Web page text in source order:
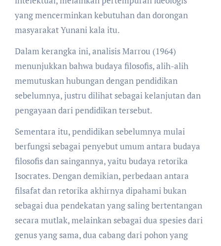
yang mencerminkan kebutuhan dan dorongan
masyarakat Yunani kala itu.
Dalam kerangka ini, analisis Marrou (1964)
menunjukkan bahwa budaya filosofis, alih-alih
memutuskan hubungan dengan pendidikan
sebelumnya, justru dilihat sebagai kelanjutan dan
pengayaan dari pendidikan tersebut.
Sementara itu, pendidikan sebelumnya mulai
berfungsi sebagai penyebut umum antara budaya
filosofis dan saingannya, yaitu budaya retorika
Isocrates. Dengan demikian, perbedaan antara
filsafat dan retorika akhirnya dipahami bukan
sebagai dua pendekatan yang saling bertentangan
secara mutlak, melainkan sebagai dua spesies dari
genus yang sama, dua cabang dari pohon yang